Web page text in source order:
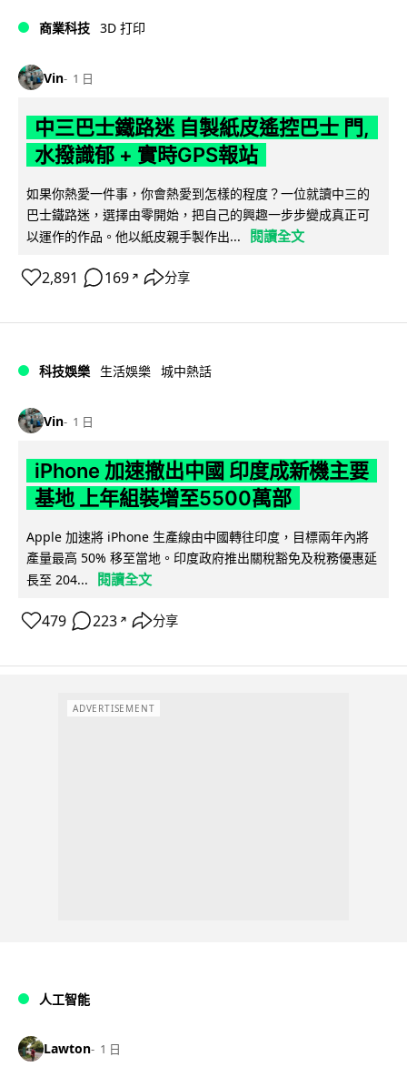
商業科技 3D 打印
Vin 1 日
中三巴士鐵路迷 自製紙皮遙控巴士 門,
水撥識郁 + 實時GPS報站
如果你熱愛一件事，你會熱愛到怎樣的程度？一位就讀中三的
巴士鐵路迷，選擇由零開始，把自己的興趣一步步變成真正可
以運作的作品。他以紙皮親手製作出...
閱讀全文
2,891 169 ↗ 分享
科技娛樂 生活娛樂 城中熱話
Vin 1 日
iPhone 加速撤出中國 印度成新機主要
基地 上年組裝增至5500萬部
Apple 加速將 iPhone 生產線由中國轉往印度，目標兩年內將
產量最高 50% 移至當地。印度政府推出關稅豁免及稅務優惠延
長至 204...
閱讀全文
479 223 ↗ 分享
ADVERTISEMENT
人工智能
Lawton 1 日